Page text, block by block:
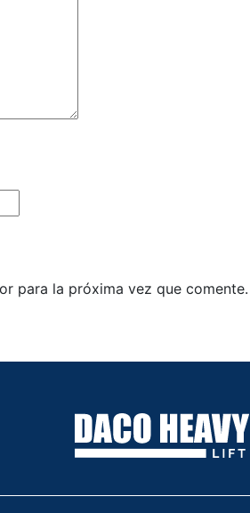
para la próxima vez que comente.